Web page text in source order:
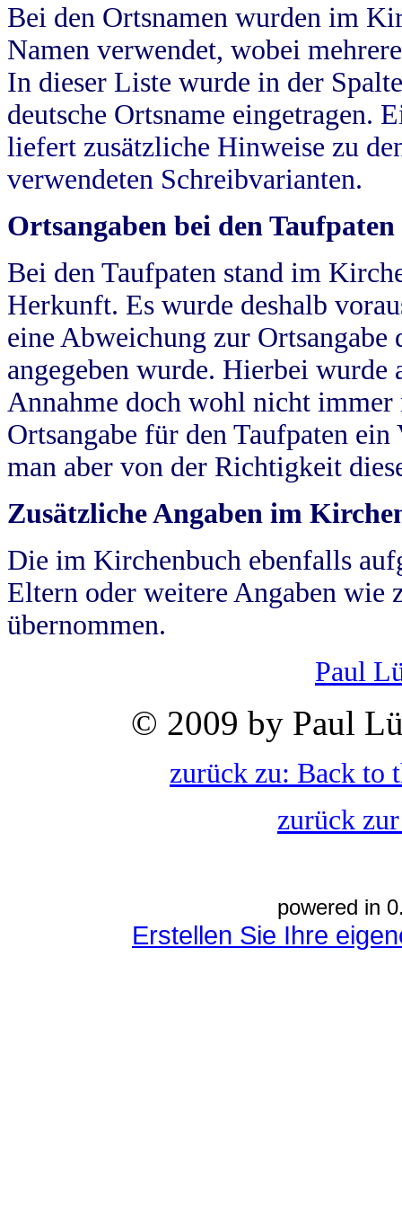
Bei den Ortsnamen wurden im
Namen verwendet, wobei
In dieser Liste wurde in der
deutsche Ortsname eingetragen.
liefert zusätzliche Hinweise zu
verwendeten Schreibvarianten.
Ortsangaben bei den Taufpaten
Bei den Taufpaten stand im
Herkunft. Es wurde deshalb
eine Abweichung zur
angegeben wurde. Hierbei wurde
Annahme doch wohl nicht
Ortsangabe für den Taufpaten
man aber von der Richtigkeit
Zusätzliche Angaben im
Die im Kirchenbuch ebenfalls
Eltern oder weitere Angaben wie
übernommen.
Paul
© 2009 by Paul
zurück zu: Back to
zurück
powered in
Erstellen Sie Ihre